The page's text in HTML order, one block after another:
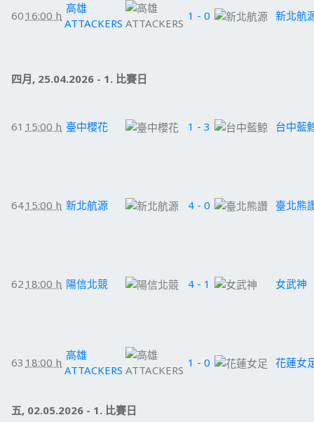
60 16:00 h
高雄
ATTACKERS
1 - 0 新北航
四月, 25.04.2026 - 1. 比賽日
61 15:00 h 臺中櫻花 1 - 3 台中藍
6415:00 h 新北航源 4 - 0 臺北熊
62 18:00 h 陽信北競 4 - 1 女武神
63 18:00 h
高雄
ATTACKERS
1 - 0 花蓮女
五, 02.05.2026 - 1. 比賽日